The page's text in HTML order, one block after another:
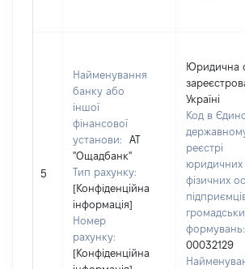
5
Найменування
банку або
іншої
фінансової
установи:
АТ
"Ощадбанк"
Тип рахунку:
[Конфіденційна
інформація]
Номер
рахунку:
[Конфіденційна
Юридична
Україні
Код в
реєстрі
юридичних
фізичних
формувань:
00032129